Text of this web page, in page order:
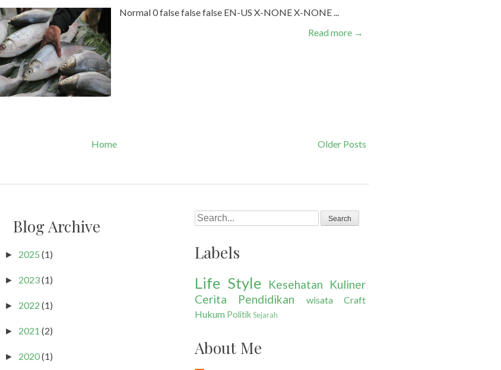
Normal 0 false false false EN-US X-NONE X-NONE ...
Read more →
Older Posts
Home
Blog Archive
► 2025 (1)
► 2023(1)
► 2022 (1)
► 2021 (2)
► 2020(1)
Search
Labels
Life Style Kesehatan
Kuliner
Cerita
Pendidikan wisata
Craft
Hukum PolitikSejarah
About Me